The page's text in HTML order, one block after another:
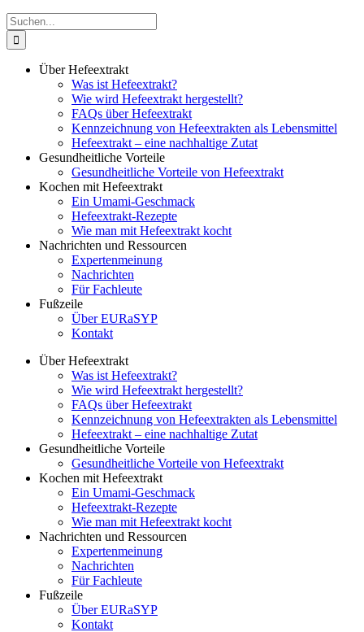
Suche
nach:
Über Hefeextrakt
Was ist Hefeextrakt?
Wie wird Hefeextrakt hergestellt?
FAQs über Hefeextrakt
Kennzeichnung von Hefeextrakten als Lebensmittel
Hefeextrakt – eine nachhaltige Zutat
Gesundheitliche Vorteile
Gesundheitliche Vorteile von Hefeextrakt
Kochen mit Hefeextrakt
Ein Umami-Geschmack
Hefeextrakt-Rezepte
Wie man mit Hefeextrakt kocht
Nachrichten und Ressourcen
Expertenmeinung
Nachrichten
Für Fachleute
Fußzeile
Über EURaSYP
Kontakt
Über Hefeextrakt
Was ist Hefeextrakt?
Wie wird Hefeextrakt hergestellt?
FAQs über Hefeextrakt
Kennzeichnung von Hefeextrakten als Lebensmittel
Hefeextrakt – eine nachhaltige Zutat
Gesundheitliche Vorteile
Gesundheitliche Vorteile von Hefeextrakt
Kochen mit Hefeextrakt
Ein Umami-Geschmack
Hefeextrakt-Rezepte
Wie man mit Hefeextrakt kocht
Nachrichten und Ressourcen
Expertenmeinung
Nachrichten
Für Fachleute
Fußzeile
Über EURaSYP
Kontakt